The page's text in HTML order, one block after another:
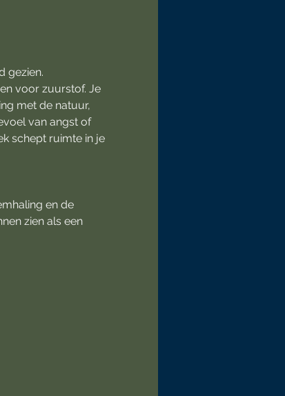
gezien.
voor zuurstof. Je
met de natuur,
van angst of
schept ruimte in je
en de
zien als een